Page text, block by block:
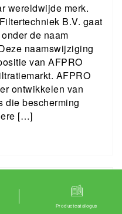
wereldwijde merk.
B.V. gaat
de naam
naamswijziging
van AFPRO
AFPRO
ontwikkelen van
die bescherming
[…]
Productcatalogus